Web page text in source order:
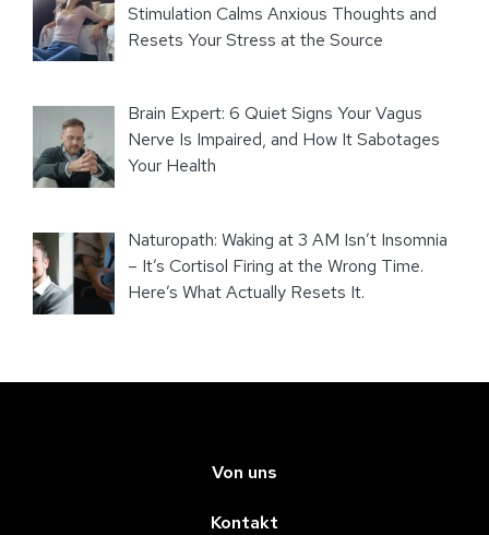
Stimulation Calms Anxious Thoughts and
Resets Your Stress at the Source
Brain Expert: 6 Quiet Signs Your Vagus
Nerve Is Impaired, and How It Sabotages
Your Health
Naturopath: Waking at 3 AM Isn’t Insomnia
– It’s Cortisol Firing at the Wrong Time.
Here’s What Actually Resets It.
Von uns
Kontakt